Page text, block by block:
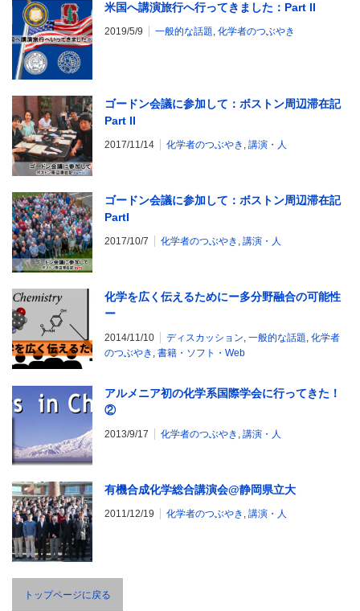
米国へ講演旅行へ行ってきました：Part II
2019/5/9 一般的な話題, 化学者のつぶやき
ゴードン会議に参加して：ボストン周辺滞在記
Part II
2017/11/14 化学者のつぶやき , 講演・人
ゴードン会議に参加して：ボストン周辺滞在記
PartI
2017/10/7 化学者のつぶやき , 講演・人
化学を広く伝えるためにー多分野融合の可能性
ー
2014/11/10 ディスカッション, 一般的な話題, 化学者
のつぶやき , 書籍・ソフト・Web
アルメニア初の化学系国際学会に行ってきた！
②
2013/9/17 化学者のつぶやき , 講演・人
有機合成化学総合講演会@静岡県立大
2011/12/19 化学者のつぶやき , 講演・人
トップページに戻る